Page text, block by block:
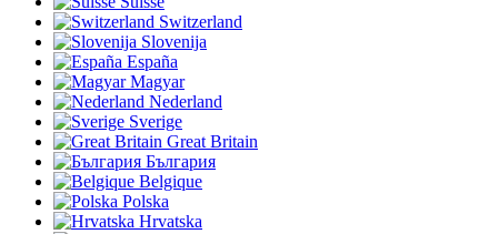
Switzerland
Slovenija
España
Magyar
Nederland
Sverige
Great Britain
България
Belgique
Polska
Hrvatska